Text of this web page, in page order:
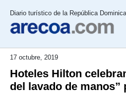
Diario turístico de la República
17 octubre, 2019
Hoteles Hilton
del lavado de manos”